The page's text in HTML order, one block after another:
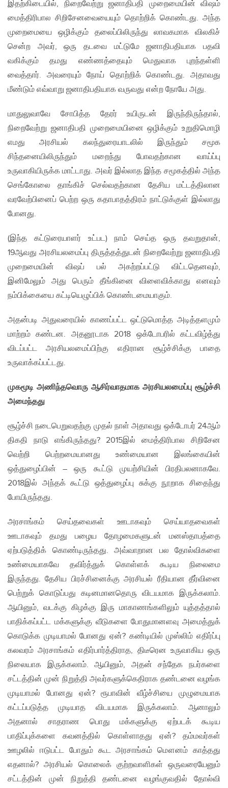
இதற்கிடையில், நிறைவேற்று ஜனாதிபதி முறைமையின் விஷம்
மைத்திரிபால சிறிசேனவையையும் தொற்றிக் கொண்டது. அந்த
முறைமையை ஒழிக்கும் தலைப்பிலிருந்து லாவகமாக விலகிச்
சென்ற அவர், ஒரு தடவை மட்டுமே ஜனாதிபதியாக பதவி
வகிக்கும் தமது எண்ணத்தையும் மெதுவாக புறந்தள்ளி
வைத்தார். அவரையும் நோய் தொற்றிக் கொண்டது. அதாவது
மீண்டும் எவ்வாறு ஜனாதிபதியாக வருவது என்ற நோயே அது.
மாதுலுவாவே சோபித்த தேரர் உயிருடன் இருந்திருந்தால்,
நிறைவேற்று ஜனாதிபதி முறைமையினை ஒழிக்கும் உறுதிமொழி
எமது அரசியல் கலந்துரையாடலில் இருந்தும் சமூக
சிந்தனையிலிருந்தும் மறைந்து போவதற்கான வாய்ப்பு
உருவாகியிருக்க மாட்டாது. அவர் இல்லாத இந்த சமூகத்தில் அந்த
செங்கோலை தாங்கிச் செல்வதற்கான தேசிய மட்டத்திலான
வரவேற்பினைப் பெற்ற ஒரு கதாபாதத்திரம் நாட்டுக்குள் இல்லாது
போனது.
(இந்த கட்டுரையாளர் உட்பட) நாம் செய்த ஒரு தவறுதான்,
19ஆவது அரசியலமைப்பு திருத்தத்துடன் நிறைவேற்று ஜனாதிபதி
முறைமையின் விஷப் பல் அகற்றப்பட்டு விட்டதெனவும்,
இனிமேலும் அது பெரும் தீங்கினை விளைவிக்காது எனவும்
நம்பிக்கையை கட்டியெழுப்பிக் கொண்டமையாகும்.
அதன்படி அதுவரையில் காணப்பட்ட ஒட்டுமொத்த அடித்தளமும்
மாற்றம் கண்டன. அதனூடாக 2018 ஒக்டோபரில் கட்டவிழ்த்து
விடப்பட்ட அரசியலமைப்பிற்கு எதிரான சூழ்ச்சிக்கு பாதை
உருவாக்கப்பட்டது.
முகமூடி அணிந்தவொரு ஆசிர்வாதமாக அரசியலமைப்பு சூழ்ச்சி
அமைந்தது
சூழ்ச்சி நடைபெறுவதற்கு முதல் நாள் அதாவது ஒக்டோபர் 24ஆம்
திகதி நாடு எங்கிருந்தது? 2015இல் மைத்திரிபால சிறிசேன
வெற்றி பெற்றமையானது உண்மையான இலங்கையின்
ஒத்துழைப்பின் – ஒரு கூட்டு முயற்சியின் பிரதிபலனாகவே.
2018இல் அந்தக் கூட்டு ஒத்துழைப்பு சுக்கு நூறாக சிதைந்து
போயிருந்தது.
அரசாங்கம் செய்தவைகள் ஊடாகவும் செய்யாதவைகள்
ஊடாகவும் தமது பழைய தோழமைகளுடன் மனஸ்தாபத்தை
ஏற்படுத்திக் கொண்டிருந்தது. அவ்வாறான பல தோல்விகளை
உண்மையாகவே தவிர்த்துக் கொள்ளக் கூடிய நிலைமை
இருந்தது. தேசிய பிரச்சினைக்கு அரசியல் ரீதியான தீர்வினை
பெற்றுக் கொடுப்பது கடினமானதொரு விடயமாக இருக்கலாம்.
ஆயினும், வடக்கு கிழக்கு இரு மாகாணங்களிலும் யுத்தத்தால்
பாதிக்கப்பட்ட மக்களுக்கு வீடுகளை போதுமானளவு அமைத்துக்
கொடுக்க முடியாமல் போனது ஏன்? கண்டியில் முஸ்லிம் எதிர்ப்பு
கலவரம் அரசாங்கம் எதிர்பார்த்திராத, திடீரென உருவாகிய ஒரு
நிலையாக இருக்கலாம். ஆயினும், அதன் சந்தேக நபர்களை
சட்டத்தின் முன் நிறுத்தி அவர்களுக்கெதிராக தண்டனை வழங்க
முடியாமல் போனது ஏன்? ரூபாவின் வீழ்ச்சியை முழுமையாக
கட்டப்படுத்த முடியாத விடயமாக இருக்கலாம். ஆனாலும்
அதனால் சாதராண பொது மக்களுக்கு ஏற்படக் கூடிய
பாதிப்புக்களை கவனத்தில் கொள்ளாதது ஏன்? தம்மவர்கள்
ஊழலில் ஈடுபட்ட போதும் கூட அரசாங்கம் மௌனம் காத்தது
எதனால்? அரசியல் கொலைக் குற்றவாளிகள் ஒருவரையேனும்
சட்டத்தின் முன் நிறுத்தி தண்டனை வழங்குவதில் தோல்வி